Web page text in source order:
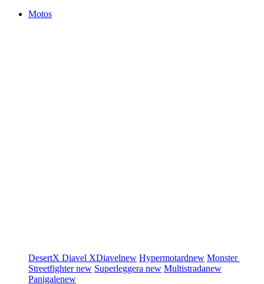
Motos
DesertX Diavel XDiavelnew Hypermotardnew Monster
Streetfighternew Superleggera new Multistradanew
Panigalenew